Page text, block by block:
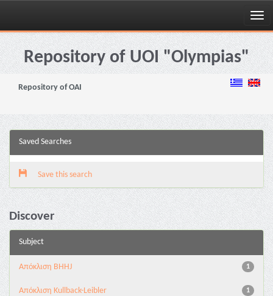
Skip
navigationRepository of UOI "Olympias"
Repository of OAI
Saved Searches
Save this search
Discover
Subject
1
Aπόκλιση BHHJ
1
Aπόκλιση Kullback-Leibler